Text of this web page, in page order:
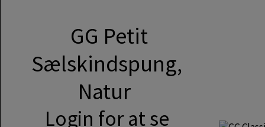
GG Petit
Sælskindspung,
Natur
Login for at se